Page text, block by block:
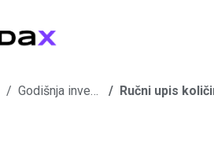
Ručni upis